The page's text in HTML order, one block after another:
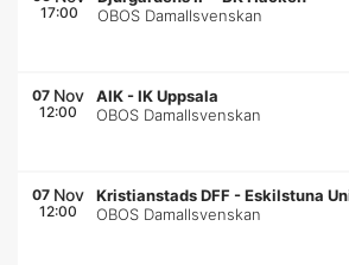
17:00
OBOS Damallsvenskan
07 Nov
12:00
AIK -IK Uppsala
OBOS Damallsvenskan
07 Nov
12:00
Kristianstads DFF -Eskilstuna
OBOS Damallsvenskan